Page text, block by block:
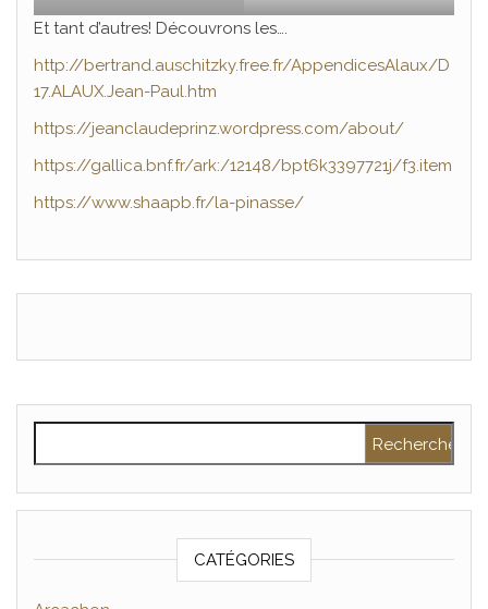
Et tant d’autres! Découvrons les….
http://bertrand.auschitzky.free.fr/AppendicesAlaux/D
17.ALAUX.Jean-Paul.htm
https://jeanclaudeprinz.wordpress.com/about/
https://gallica.bnf.fr/ark:/12148/bpt6k3397721j/f3.item
https://www.shaapb.fr/la-pinasse/
CATÉGORIES